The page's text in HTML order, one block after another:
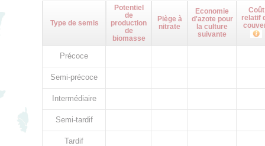
Type de semis
Potentiel
de
production
de
biomasse
Piège à
nitrate
Economie
d'azote pour
la culture
suivante
Coût
relatif
Précoce
Semi-précoce
Intermédiaire
Semi-tardif
Tardif